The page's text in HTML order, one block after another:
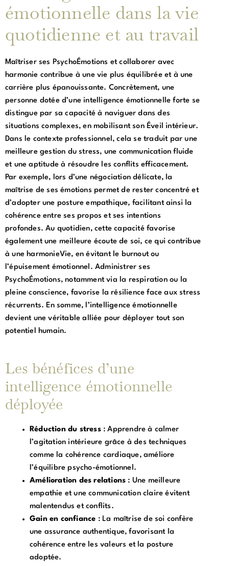
émotionnelle dans la vie
quotidienne et au travail
Maîtriser ses PsychoÉmotions et collaborer avec
harmonie contribue à une vie plus équilibrée et à une
carrière plus épanouissante. Concrètement, une
personne dotée d’une intelligence émotionnelle forte se
distingue par sa capacité à naviguer dans des
situations complexes, en mobilisant son Éveil intérieur.
Dans le contexte professionnel, cela se traduit par une
meilleure gestion du stress, une communication fluide
et une aptitude à résoudre les conflits efficacement.
Par exemple, lors d’une négociation délicate, la
maîtrise de ses émotions permet de rester concentré et
d’adopter une posture empathique, facilitant ainsi la
cohérence entre ses propos et ses intentions
profondes. Au quotidien, cette capacité favorise
également une meilleure écoute de soi, ce qui contribue
à une harmonieVie, en évitant le burnout ou
l’épuisement émotionnel. Administrer ses
PsychoÉmotions, notamment via la respiration ou la
pleine conscience, favorise la résilience face aux stress
récurrents. En somme, l’intelligence émotionnelle
devient une véritable alliée pour déployer tout son
potentiel humain.
Les bénéfices d’une
intelligence émotionnelle
déployée
Réduction du stress: Apprendre à calmer
l’agitation intérieure grâce à des techniques
comme la cohérence cardiaque, améliore
l’équilibre psycho-émotionnel.
Amélioration des relations : Une meilleure
empathie et une communication claire évitent
malentendus et conflits.
Gain en confiance : La maîtrise de soi confère
une assurance authentique, favorisant la
cohérence entre les valeurs et la posture
adoptée.